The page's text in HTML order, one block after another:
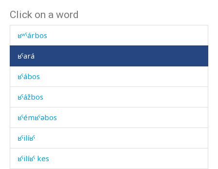
Click on a word
ʁʷˤálqˤi
ʁʷˤárbos
ʁˤará
ʁˤábos
ʁˤážbos
ʁˤémʁˤəbos
ʁˤilíʁˤ
ʁˤilíʁˤ kes